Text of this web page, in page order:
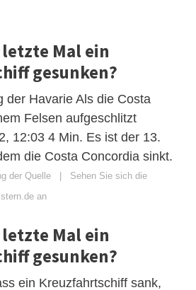
Mal ein
gesunken?
der Havarie Als die Costa
Felsen aufgeschlitzt
12:03 4 Min. Es ist der 13.
die Costa Concordia sinkt.
der Quelle
Sehen Sie sich die
an
Mal ein
gesunken?
ein Kreuzfahrtschiff sank,